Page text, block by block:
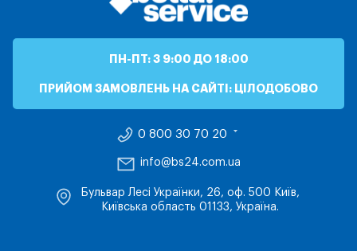
ПН-ПТ: З 9:00 ДО 18:00
ПРИЙОМ ЗАМОВЛЕНЬ НА САЙТІ: ЦІЛОДОБОВО
0 800 30 70 20
info@bs24.com.ua
Бульвар Лесі Українки, 26, оф. 500 Київ,
Київська область 01133, Україна.